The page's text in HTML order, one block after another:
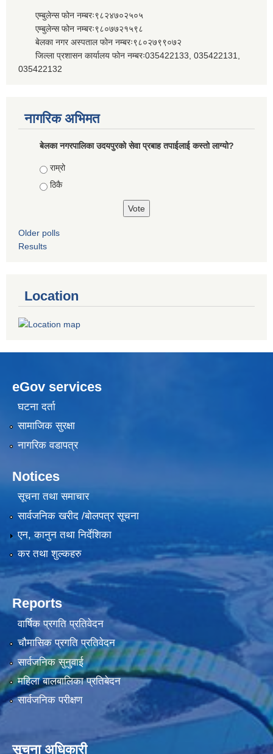
एम्बुलेन्स फोन नम्बरः९८२४७०२५०५
एम्बुलेन्स फोन नम्बरः९८०७७२१५९८
बेलका नगर अस्पताल फोन नम्बरः९८०२७९९०७२
जिल्ला प्रशासन कार्यालय फोन नम्बरः035422133, 035422131,
035422132
नागरिक अभिमत
बेलका नगरपालिका उदयपुरको सेवा प्रबाह तपाईलाई कस्तो लाग्यो?
Choices
राम्रो
ठिकै
Older polls
Results
Location
eGov services
घटना दर्ता
सामाजिक सुरक्षा
नागरिक वडापत्र
Notices
सूचना तथा समाचार
सार्वजनिक खरीद /बोलपत्र सूचना
एन, कानुन तथा निर्देशिका
कर तथा शुल्कहरु
Reports
वार्षिक प्रगति प्रतिवेदन
चौमासिक प्रगति प्रतिवेदन
सार्वजनिक सुनुवाई
महिला बालबालिका प्रतिबेदन
सार्वजनिक परीक्षण
सूचना अधिकारी